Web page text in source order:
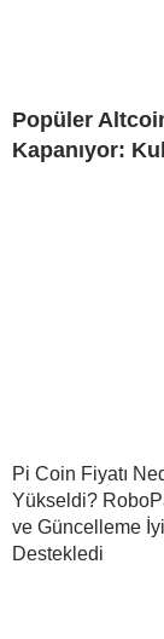
Popüler
Kapanıyor:
Pi Coin Fiyatı
Yükseldi?
ve Güncelleme
Destekledi